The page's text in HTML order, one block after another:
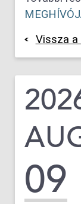
Vissza a
09